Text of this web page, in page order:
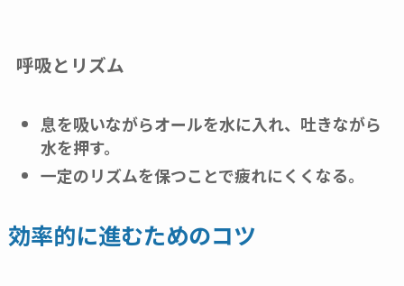
呼吸とリズム
息を吸いながらオールを水に入れ、吐きながら
水を押す。
一定のリズムを保つことで疲れにくくなる。
効率的に進むためのコツ